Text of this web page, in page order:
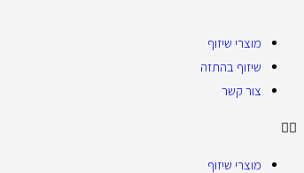
מוצרי שיזוף
שיזוף בהתזה
צור קשר
מוצרי שיזוף